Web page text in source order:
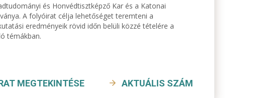
és Honvédtisztképző Kar és a Katonai
A folyóirat célja lehetőséget teremteni a
eredményeik rövid időn belüli közzé tételére a
témákban.
MEGTEKINTÉSE AKTUÁLIS SZÁM